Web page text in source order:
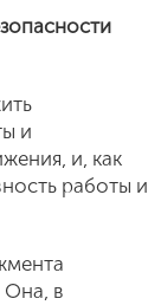
и
и, как
работы и
Она, в